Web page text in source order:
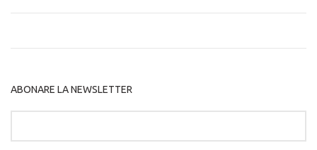
ABONARE LA NEWSLETTER